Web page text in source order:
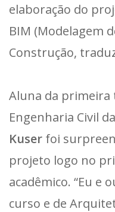
elaboração do
BIM (Modelagem
Construção,
Aluna da primeira
Engenharia Civil
Kuser foi
projeto logo no
acadêmico. “Eu e
curso e de